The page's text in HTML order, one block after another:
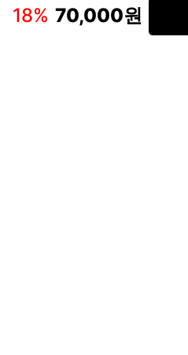
18% 70,000원인스타그램